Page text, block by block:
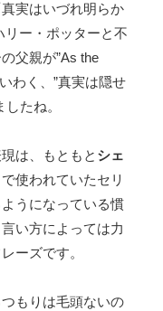
実はいづれ明らか
リー・ポッターと不
父親が”As the
わく、”真実は隠せ
たね。
は、もともと シェ
使われていたセリ
うになっている慣
い方によっては力
ーズです。
もりは毛頭ないの